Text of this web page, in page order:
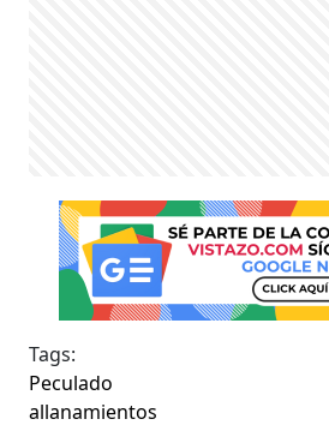
Tags:
Peculado
allanamientos